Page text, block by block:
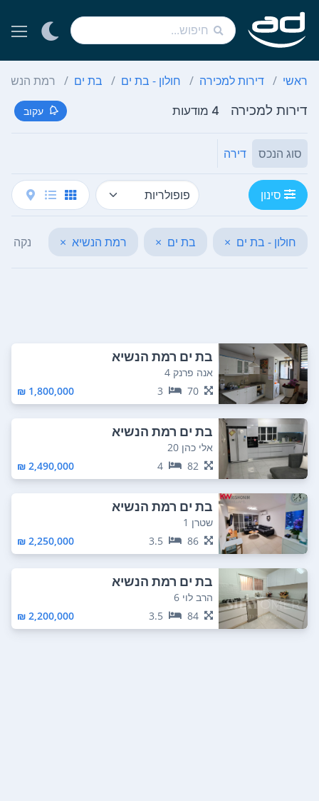
ראשי דירות למכירה חולון - בת ים בת ים רמת הנשיא
דירות למכירה 4 מודעות עקוב
סוג הנכס דירה
סינון
חולון - בת ים × בת ים × רמת הנשיא × נקה
בת ים רמת הנשיא
אנה פרנק 4
70
3
1,800,000 ₪
בת ים רמת הנשיא
אלי כהן 20
82
4
2,490,000 ₪
בת ים רמת הנשיא
שטרן 1
86
3.5
2,250,000 ₪
בת ים רמת הנשיא
הרב לוי 6
84
3.5
2,200,000 ₪